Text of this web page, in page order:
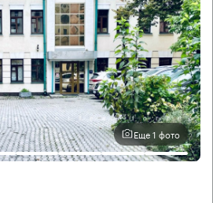
Еще 1 фото